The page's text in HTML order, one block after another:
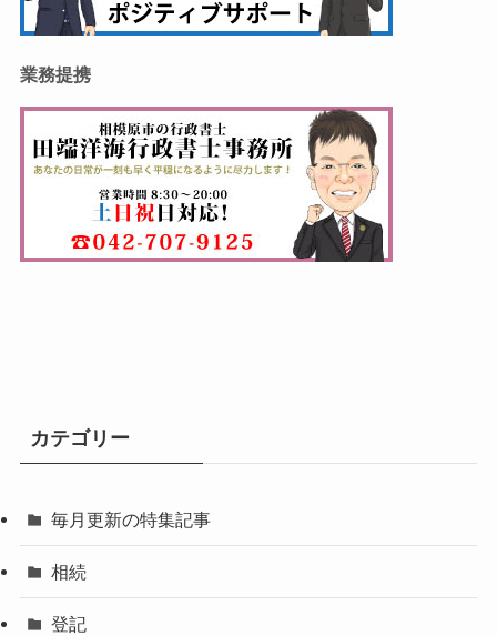
業務提携
カテゴリー
毎月更新の特集記事
相続
登記